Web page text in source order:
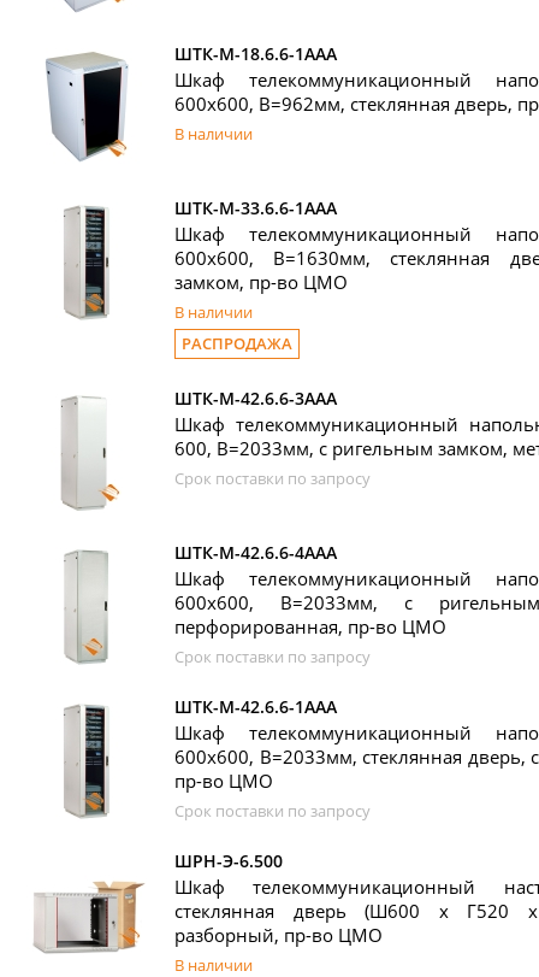
ШТК-М-18.6.6-1ААА
Шкаф телекоммуникационный
600x600, В=962мм, стеклянная дверь,
В наличии
ШТК-М-33.6.6-1ААА
Шкаф телекоммуникационный
600x600, В=1630мм, стеклянная
замком, пр-во ЦМО
В наличии
РАСПРОДАЖА
ШТК-М-42.6.6-3ААА
Шкаф телекоммуникационный
600, В=2033мм, с ригельным замком,
Срок поставки по запросу
ШТК-М-42.6.6-4ААА
Шкаф телекоммуникационный
600x600, В=2033мм, с
перфорированная, пр-во ЦМО
Срок поставки по запросу
ШТК-М-42.6.6-1ААА
Шкаф телекоммуникационный
600x600, В=2033мм, стеклянная дверь,
пр-во ЦМО
Срок поставки по запросу
ШРН-Э-6.500
Шкаф телекоммуникационный
стеклянная дверь (Ш600 х Г520
разборный, пр-во ЦМО
В наличии